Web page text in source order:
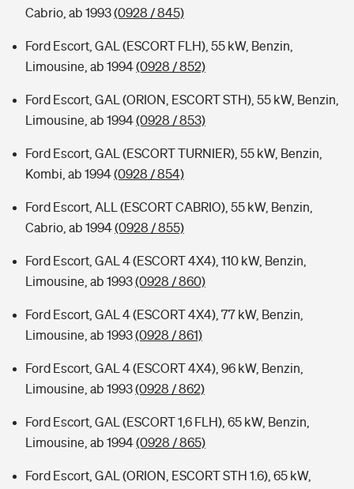
Cabrio, ab 1993(0928 / 845)
Ford Escort, GAL (ESCORT FLH), 55 kW, Benzin,
Limousine, ab 1994(0928 / 852)
Ford Escort, GAL (ORION, ESCORT STH), 55 kW, Benzin,
Limousine, ab 1994(0928 / 853)
Ford Escort, GAL (ESCORT TURNIER), 55 kW, Benzin,
Kombi, ab 1994(0928 / 854)
Ford Escort, ALL (ESCORT CABRIO), 55 kW, Benzin,
Cabrio, ab 1994(0928 / 855)
Ford Escort, GAL 4 (ESCORT 4X4), 110 kW, Benzin,
Limousine, ab 1993(0928 / 860)
Ford Escort, GAL 4 (ESCORT 4X4), 77 kW, Benzin,
Limousine, ab 1993(0928 / 861)
Ford Escort, GAL 4 (ESCORT 4X4), 96 kW, Benzin,
Limousine, ab 1993(0928 / 862)
Ford Escort, GAL (ESCORT 1,6 FLH), 65 kW, Benzin,
Limousine, ab 1994(0928 / 865)
Ford Escort, GAL (ORION, ESCORT STH 1.6), 65 kW,